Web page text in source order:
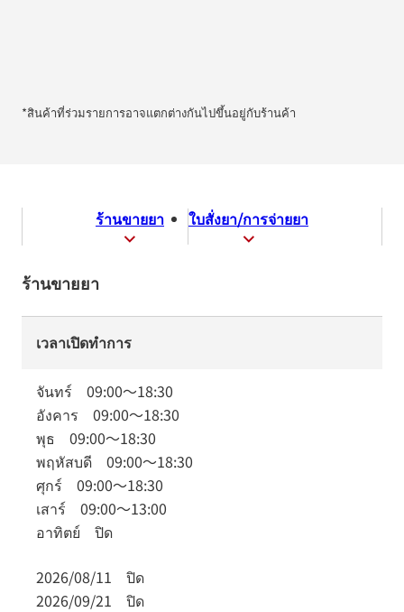
*สินค้าที่ร่วมรายการอาจแตกต่างกันไปขึ้นอยู่กับร้านค้า
ร้านขายยา ใบสั่งยา/การจ่ายยา
ร้านขายยา
เวลาเปิดทำการ
จันทร์ 09:00～18:30
อังคาร 09:00～18:30
พุธ 09:00～18:30
พฤหัสบดี 09:00～18:30
ศุกร์ 09:00～18:30
เสาร์ 09:00～13:00
อาทิตย์ ปิด
2026/08/11 ปิด
2026/09/21 ปิด